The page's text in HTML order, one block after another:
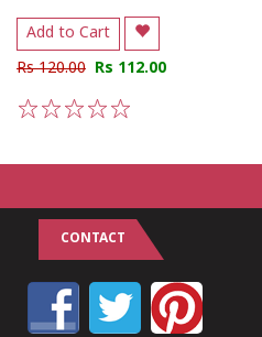
Add to Cart
Rs 120.00 Rs 112.00
CONTACT